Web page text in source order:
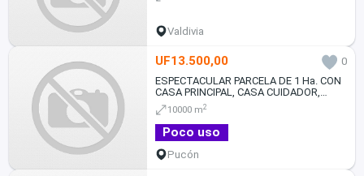
Valdivia
UF13.500,00
0
ESPECTACULAR PARCELA DE 1 Ha. CON
CASA PRINCIPAL, CASA CUIDADOR,
AMPLIO QUINCHO, PISCINA, PUCON.
10000 m2
Poco uso
Pucón